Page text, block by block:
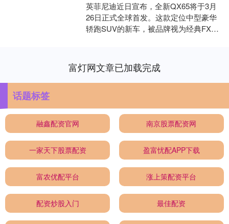
英菲尼迪近日宣布，全新QX65将于3月
26日正式全球首发。这款定位中型豪华
轿跑SUV的新车，被品牌视为经典FX系
富灯网文章已加载完成
话题标签
融鑫配资官网 南京股票配资网
一家天下股票配资 盈富忧配APP下载
富农优配平台 涨上策配资平台
配资炒股入门 最佳配资